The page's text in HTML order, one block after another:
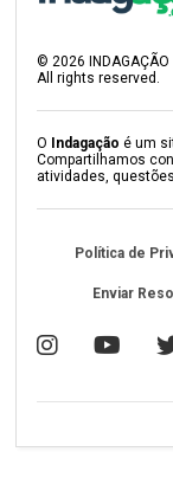
©2026 INDAGAÇÃO
All rights reserved.
O Indagação é um
Compartilhamos
atividades,
Política de
Enviar